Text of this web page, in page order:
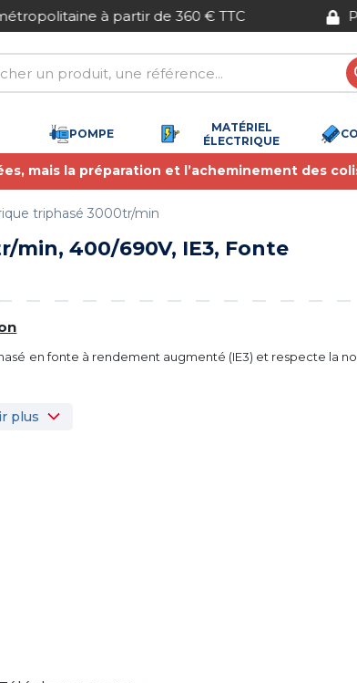
sécurisé
POMPE
MATÉRIEL
ÉLECTRIQUE
mais la préparation et l’acheminement des
triphasé 3000tr/min
min, 400/690V, IE3, Fonte
en fonte à rendement augmenté (IE3) et respecte la
plus